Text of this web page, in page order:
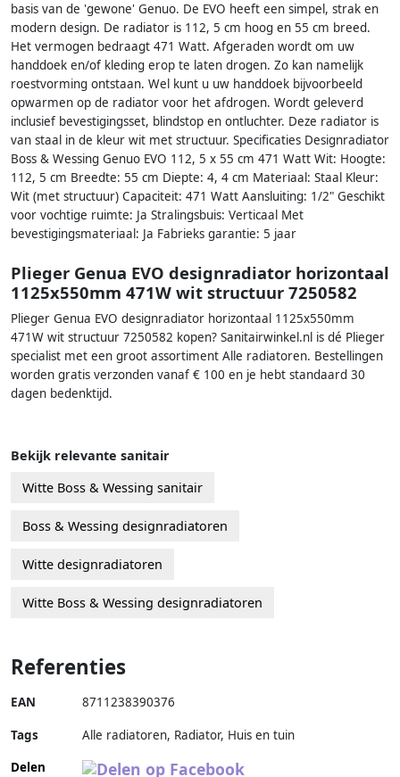
basis van de 'gewone' Genuo. De EVO heeft een simpel, strak en
modern design. De radiator is 112, 5 cm hoog en 55 cm breed.
Het vermogen bedraagt 471 Watt. Afgeraden wordt om uw
handdoek en/of kleding erop te laten drogen. Zo kan namelijk
roestvorming ontstaan. Wel kunt u uw handdoek bijvoorbeeld
opwarmen op de radiator voor het afdrogen. Wordt geleverd
inclusief bevestigingsset, blindstop en ontluchter. Deze radiator is
van staal in de kleur wit met structuur. Specificaties Designradiator
Boss & Wessing Genuo EVO 112, 5 x 55 cm 471 Watt Wit: Hoogte:
112, 5 cm Breedte: 55 cm Diepte: 4, 4 cm Materiaal: Staal Kleur:
Wit (met structuur) Capaciteit: 471 Watt Aansluiting: 1/2" Geschikt
voor vochtige ruimte: Ja Stralingsbuis: Verticaal Met
bevestigingsmateriaal: Ja Fabrieks garantie: 5 jaar
Plieger Genua EVO designradiator horizontaal
1125x550mm 471W wit structuur 7250582
Plieger Genua EVO designradiator horizontaal 1125x550mm
471W wit structuur 7250582 kopen? Sanitairwinkel.nl is dé Plieger
specialist met een groot assortiment Alle radiatoren. Bestellingen
worden gratis verzonden vanaf € 100 en je hebt standaard 30
dagen bedenktijd.
Bekijk relevante sanitair
Witte Boss & Wessing sanitair
Boss & Wessing designradiatoren
Witte designradiatoren
Witte Boss & Wessing designradiatoren
Referenties
EAN 8711238390376
Tags
Alle radiatoren, Radiator, Huis en tuin
Delen